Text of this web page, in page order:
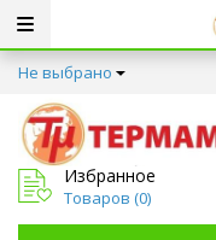
Не выбрано
Избранное
Товаров (0)